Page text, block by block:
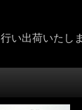
い出荷いたし